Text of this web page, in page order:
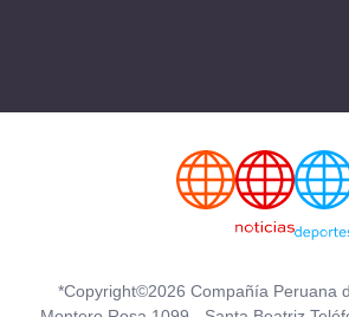
*Copyright©2026 Compañía Peruana